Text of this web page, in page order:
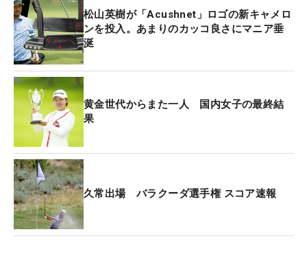
出だしでつまづいたものの、結果は「70」のアンダ
ースコア。トータル3アンダーは13位タイと、順位
もスタート時からわずかにアップして今季メジャー
最終戦を終えた。開幕時点でのポイントレースは56
位で、成績だけを見れば、好調とは言い難い状況の
今シーズン。全英でのトップ10入りはわずかに逃し
たが、「ずっとうまくできていなかったなか、ひさ
びさに上位にいけそうな雰囲気があるゴルフができ
たので、良かったなと思います」と4日間を評す
る。
2日目の12番セカンド以降気にしていた左腕あたり
も、最終日は気にする素振りは見られず。体調につ
松山英樹が「Acushnet」ロゴの新キャメロ
ンを投入。あまりのカッコ良さにマニア垂
涎
黄金世代からまた一人 国内女子の最終結
果
久常出場 バラクーダ選手権 スコア速報